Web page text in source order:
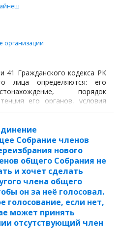
организации
41 Гражданского кодекса РК
лица определяются: его
порядок
его органов, условия
Собрание членов
нового
общего Собрания не
и хочет сделать
члена общего
он за неё голосовал.
голосование, если нет,
может принять
отсутствующий член